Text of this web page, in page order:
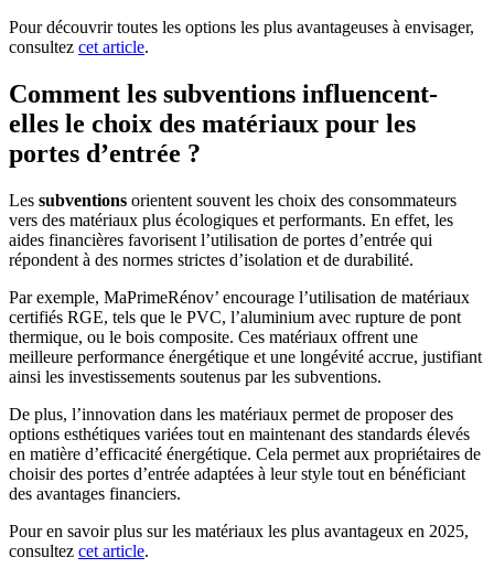
Pour découvrir toutes les options les plus avantageuses à envisager,
consultez cet article.
Comment les subventions influencent-
elles le choix des matériaux pour les
portes d’entrée ?
Les subventions orientent souvent les choix des consommateurs
vers des matériaux plus écologiques et performants. En effet, les
aides financières favorisent l’utilisation de portes d’entrée qui
répondent à des normes strictes d’isolation et de durabilité.
Par exemple, MaPrimeRénov’ encourage l’utilisation de matériaux
certifiés RGE, tels que le PVC, l’aluminium avec rupture de pont
thermique, ou le bois composite. Ces matériaux offrent une
meilleure performance énergétique et une longévité accrue, justifiant
ainsi les investissements soutenus par les subventions.
De plus, l’innovation dans les matériaux permet de proposer des
options esthétiques variées tout en maintenant des standards élevés
en matière d’efficacité énergétique. Cela permet aux propriétaires de
choisir des portes d’entrée adaptées à leur style tout en bénéficiant
des avantages financiers.
Pour en savoir plus sur les matériaux les plus avantageux en 2025,
consultez cet article.